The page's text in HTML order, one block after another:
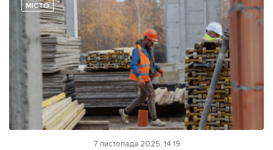
Наші соц мережі
Підтримати dyvys.info
МІСТО
7 листопада 2025, 14:19